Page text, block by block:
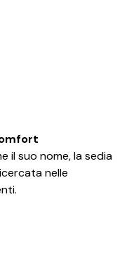
il suo nome, la sedia
nelle